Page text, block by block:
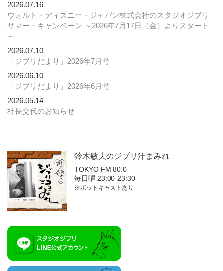
2026.07.16
ウォルト・ディズニー・ジャパン株式会社のスタジオジブリ
サマー・キャンペーン ～2026年7月17日（金）よりスタート
～
2026.07.10
「ジブリだより」2026年7月号
2026.06.10
「ジブリだより」2026年6月号
2026.05.14
社長交代のお知らせ
鈴木敏夫のジブリ汗まみれ
TOKYO FM 80.0
毎日曜 23:00-23:30
※ポッドキャストあり